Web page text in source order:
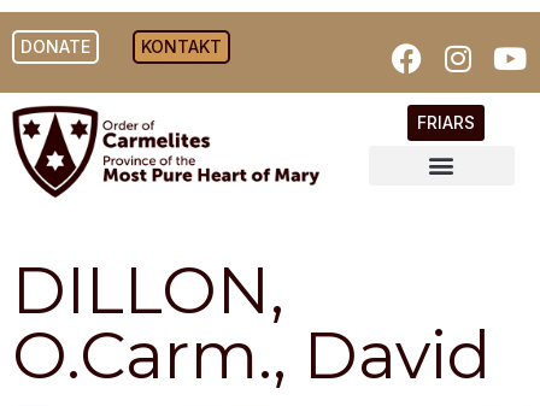
DONATE KONTAKT
FRIARS
DILLON,
O.Carm., David